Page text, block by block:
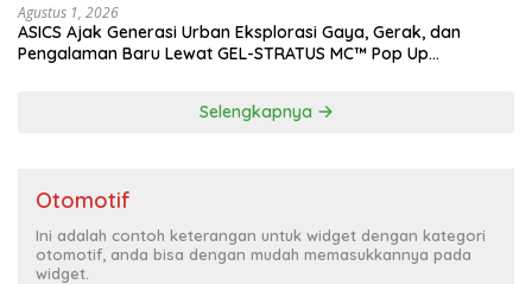
Agustus 1, 2026
ASICS Ajak Generasi Urban Eksplorasi Gaya, Gerak, dan
Pengalaman Baru Lewat GEL-STRATUS MC™ Pop Up
Selengkapnya
Otomotif
Ini adalah contoh keterangan untuk widget dengan kategori
otomotif, anda bisa dengan mudah memasukkannya pada
widget.